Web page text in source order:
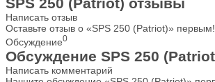
Написать отзыв
Оставьте отзыв о «SPS 250 (Patriot)» первым!
Обсуждение0
Обсуждение SPS 250
Написать комментарий